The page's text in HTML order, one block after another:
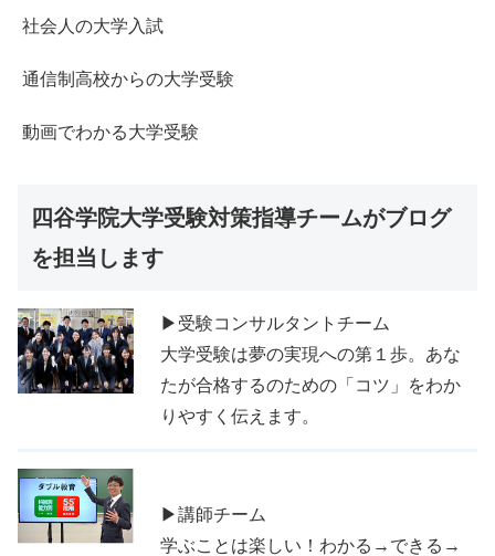
社会人の大学入試
通信制高校からの大学受験
動画でわかる大学受験
四谷学院大学受験対策指導チームがブログ
を担当します
▶受験コンサルタントチーム
大学受験は夢の実現への第１歩。あな
たが合格するのための「コツ」をわか
りやすく伝えます。
▶講師チーム
学ぶことは楽しい！わかる→できる→